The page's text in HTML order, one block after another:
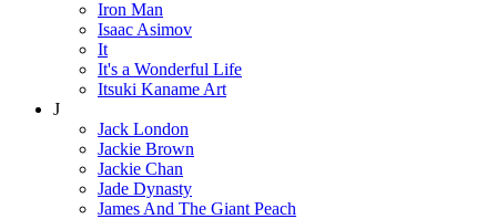
Iron Man
Isaac Asimov
It
It's a Wonderful Life
Itsuki Kaname Art
J
Jack London
Jackie Brown
Jackie Chan
Jade Dynasty
James And The Giant Peach